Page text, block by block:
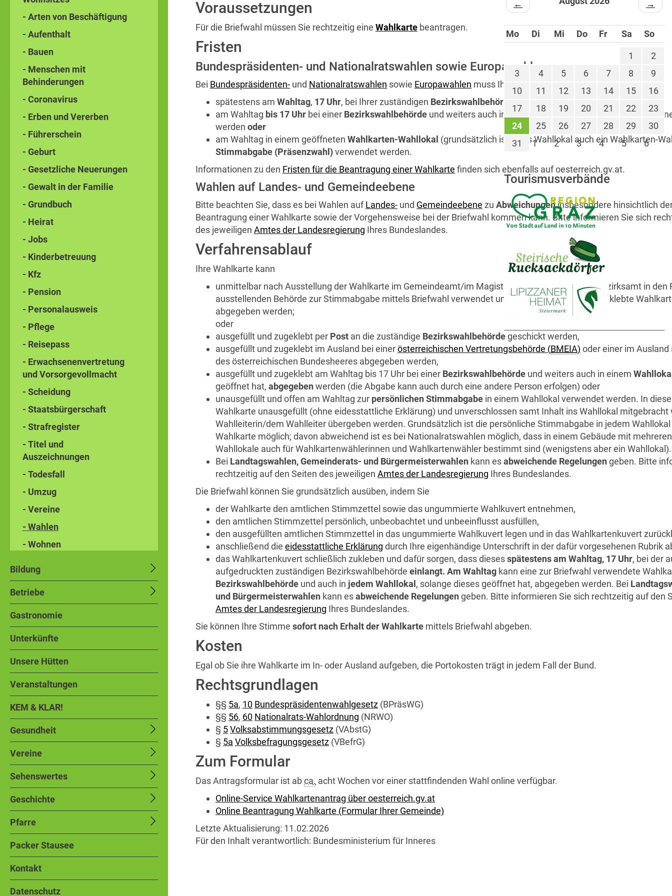
- Arten von Beschäftigung
- Aufenthalt
- Bauen
- Menschen mit
Behinderungen
- Coronavirus
- Erben und Vererben
- Führerschein
- Geburt
- Gesetzliche Neuerungen
- Gewalt in der Familie
- Grundbuch
- Heirat
- Jobs
- Kinderbetreuung
- Kfz
- Pension
- Personalausweis
- Pflege
- Reisepass
- Erwachsenenvertretung
und Vorsorgevollmacht
- Scheidung
- Staatsbürgerschaft
- Strafregister
- Titel und
Auszeichnungen
- Todesfall
- Umzug
- Vereine
- Wahlen
- Wohnen
Bildung
Betriebe
Gastronomie
Unterkünfte
Unsere Hütten
Veranstaltungen
KEM & KLAR!
Gesundheit
Vereine
Sehenswertes
Geschichte
Pfarre
Packer Stausee
Kontakt
Datenschutz
Voraussetzungen
Für die Briefwahl müssen Sie rechtzeitig eine Wahlkarte beantragen.
Fristen
Bundespräsidenten- und Nationalratswahlen sowie Europawahlen
Bei Bundespräsidenten- und Nationalratswahlen sowie Europawahlen muss Ihre Wahlkarte
spätestens am Wahltag, 17 Uhr, bei Ihrer zuständigen Bezirkswahlbehörde eingelangt
am Wahltag bis 17 Uhr bei einer Bezirkswahlbehörde und weiters auch in einem Wahllokal
, so lange dieses
werden oder
am Wahltag in einem geöffneten Wahlkarten-Wahllokal (grundsätzlich ist jedes Wahllokal auch ein Wahlkarten-
Stimmabgabe (Präsenzwahl)verwendet werden.
Informationen zu den Fristen für die Beantragung einer Wahlkarte finden sich ebenfalls auf oesterreich.gv.at.
Wahlen auf Landes- und Gemeindeebene
Bitte beachten Sie, dass es bei Wahlen aufLandes- und Gemeindeebene zu Abweichungeninsbesondere hinsichtlich
Beantragung einer Wahlkarte sowie der Vorgehensweise bei der Briefwahl kommen kann. Bitte informieren Sie sich
des jeweiligen Amtes der Landesregierung Ihres Bundeslandes.
Verfahrensablauf
Ihre Wahlkarte kann
unmittelbar nach Ausstellung der Wahlkarte im Gemeindeamt/im Magistrat/im Magistratischen Bezirksamt in den
ausstellenden Behörde zur Stimmabgabe mittels Briefwahl verwendet und die ausgefüllte und zugeklebte
abgegeben werden;
oder
ausgefüllt und zugeklebt per Post an die zuständige Bezirkswahlbehördegeschickt werden,
ausgefüllt und zugeklebt im Ausland bei einerösterreichischen Vertretungsbehörde (BMEIA) oder einer im
des österreichischen Bundesheeres abgegeben werden,
ausgefüllt und zugeklebt am Wahltag bis 17 Uhr bei einer Bezirkswahlbehörde und weiters auch in einem
geöffnet hat, abgegebenwerden (die Abgabe kann auch durch eine andere Person erfolgen) oder
unausgefüllt und offen am Wahltag zur persönlichen Stimmabgabe in einem Wahllokal verwendet werden. In
Wahlkarte unausgefüllt (ohne eidesstattliche Erklärung) und unverschlossen samt Inhalt ins Wahllokal mitgebracht
Wahlleiterin/dem Wahlleiter übergeben werden. Grundsätzlich ist die persönliche Stimmabgabe in jedem
Wahlkarte möglich; davon abweichend ist es bei Nationalratswahlen möglich, dass in einem Gebäude mit
Wahllokale auch für Wahlkartenwählerinnen und Wahlkartenwähler bestimmt sind (wenigstens aber ein
Bei Landtagswahlen, Gemeinderats- und Bürgermeisterwahlen kann esabweichende Regelungengeben. Bitte
rechtzeitig auf den Seiten des jeweiligen Amtes der Landesregierung Ihres Bundeslandes.
Die Briefwahl können Sie grundsätzlich ausüben, indem Sie
der Wahlkarte den amtlichen Stimmzettel sowie das ungummierte Wahlkuvert entnehmen,
den amtlichen Stimmzettel persönlich, unbeobachtet und unbeeinflusst ausfüllen,
den ausgefüllten amtlichen Stimmzettel in das ungummierte Wahlkuvert legen und in das Wahlkartenkuvert
anschließend die eidesstattliche Erklärung durch Ihre eigenhändige Unterschrift in der dafür vorgesehenen Rubrik
das Wahlkartenkuvert schließlich zukleben und dafür sorgen, dass diesesspätestens am Wahltag, 17 Uhr, bei der
aufgedruckten zuständigen Bezirkswahlbehörde einlangt. Am Wahltag kann eine zur Briefwahl verwendete
Bezirkswahlbehörde und auch in jedem Wahllokal , solange dieses geöffnet hat, abgegeben werden. Bei
und Bürgermeisterwahlen kann esabweichende Regelungengeben. Bitte informieren Sie sich rechtzeitig auf den
Amtes der Landesregierung Ihres Bundeslandes.
Sie können Ihre Stimme sofort nach Erhalt der Wahlkarte mittels Briefwahl abgeben.
Kosten
Egal ob Sie ihre Wahlkarte im In- oder Ausland aufgeben, die Portokosten trägt in jedem Fall der Bund.
Rechtsgrundlagen
§§ 5a, 10 Bundespräsidentenwahlgesetz (BPräsWG)
§§ 56, 60 Nationalrats-Wahlordnung (NRWO)
§ 5Volksabstimmungsgesetz (VAbstG)
§ 5a Volksbefragungsgesetz (VBefrG)
Zum Formular
Das Antragsformular ist abca. acht Wochen vor einer stattfindenden Wahl online verfügbar.
Online-Service Wahlkartenantrag über oesterreich.gv.at
Online Beantragung Wahlkarte (Formular Ihrer Gemeinde)
Letzte Aktualisierung: 11.02.2026
Für den Inhalt verantwortlich: Bundesministerium für Inneres
← →
Mo Di Mi Do Fr Sa So
1
2
3
4 5 6 7 8
9
10
11 12 13 14 15
16
17
18 19 20 21 22
23
24
25 26 27 28 29
30
31
1 2 3 4 5 6
Tourismusverbände